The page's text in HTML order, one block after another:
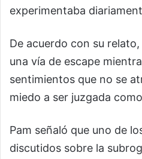
experimentaba
De acuerdo con su
una vía de escape
sentimientos que no se
miedo a ser juzgada
Pam señaló que uno de
discutidos sobre la